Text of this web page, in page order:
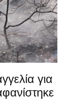
για